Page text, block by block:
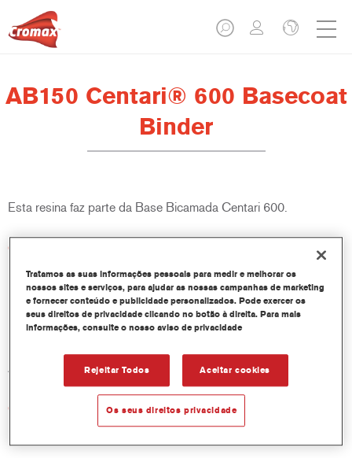
AB150 Centari® 600 Basecoat
Binder
Esta resina faz parte da Base Bicamada Centari 600.
Características do produto
Product Variant
18LT
Referência do artigo
AB150 18.00 LI
GMC
Tratamos as suas informações pessoais para medir e melhorar os
nossos sites e serviços, para ajudar as nossas campanhas de marketing
e fornecer conteúdo e publicidade personalizados. Pode exercer os
seus direitos de privacidade clicando no botão à direita. Para mais
informações, consulte o nosso aviso de privacidade
Rejeitar Todos Aceitar cookies
Os seus direitos privacidade